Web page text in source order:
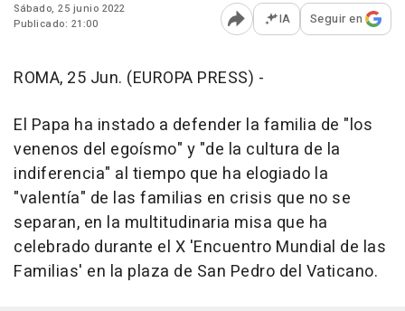
Sábado, 25 junio 2022
Publicado: 21:00
Abrir opciones para
IA Seguir en
ROMA, 25 Jun. (EUROPA PRESS) -
El Papa ha instado a defender la familia de "los
venenos del egoísmo" y "de la cultura de la
indiferencia" al tiempo que ha elogiado la
"valentía" de las familias en crisis que no se
separan, en la multitudinaria misa que ha
celebrado durante el X 'Encuentro Mundial de las
Familias' en la plaza de San Pedro del Vaticano.